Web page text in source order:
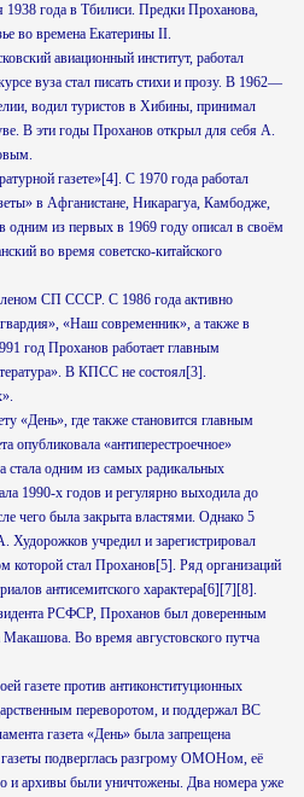
года в Тбилиси. Предки Проханова,
во времена Екатерины II.
авиационный институт, работал
вуза стал писать стихи и прозу. В 1962—
водил туристов в Хибины, принимал
В эти годы Проханов открыл для себя А.
газете»[4]. С 1970 года работал
в Афганистане, Никарагуа, Камбодже,
одним из первых в 1969 году описал в своём
во время советско-китайского
СП СССР. С 1986 года активно
«Наш современник», а также в
год Проханов работает главным
В КПСС не состоял[3].
«День», где также становится главным
опубликовала «антиперестроечное»
стала одним из самых радикальных
1990-х годов и регулярно выходила до
чего была закрыта властями. Однако 5
Худорожков учредил и зарегистрировал
которой стал Проханов[5]. Ряд организаций
антисемитского характера[6][7][8].
РСФСР, Проханов был доверенным
Макашова. Во время августовского путча
газете против антиконституционных
переворотом, и поддержал ВС
газета «День» была запрещена
подверглась разгрому ОМОНом, её
и архивы были уничтожены. Два номера уже